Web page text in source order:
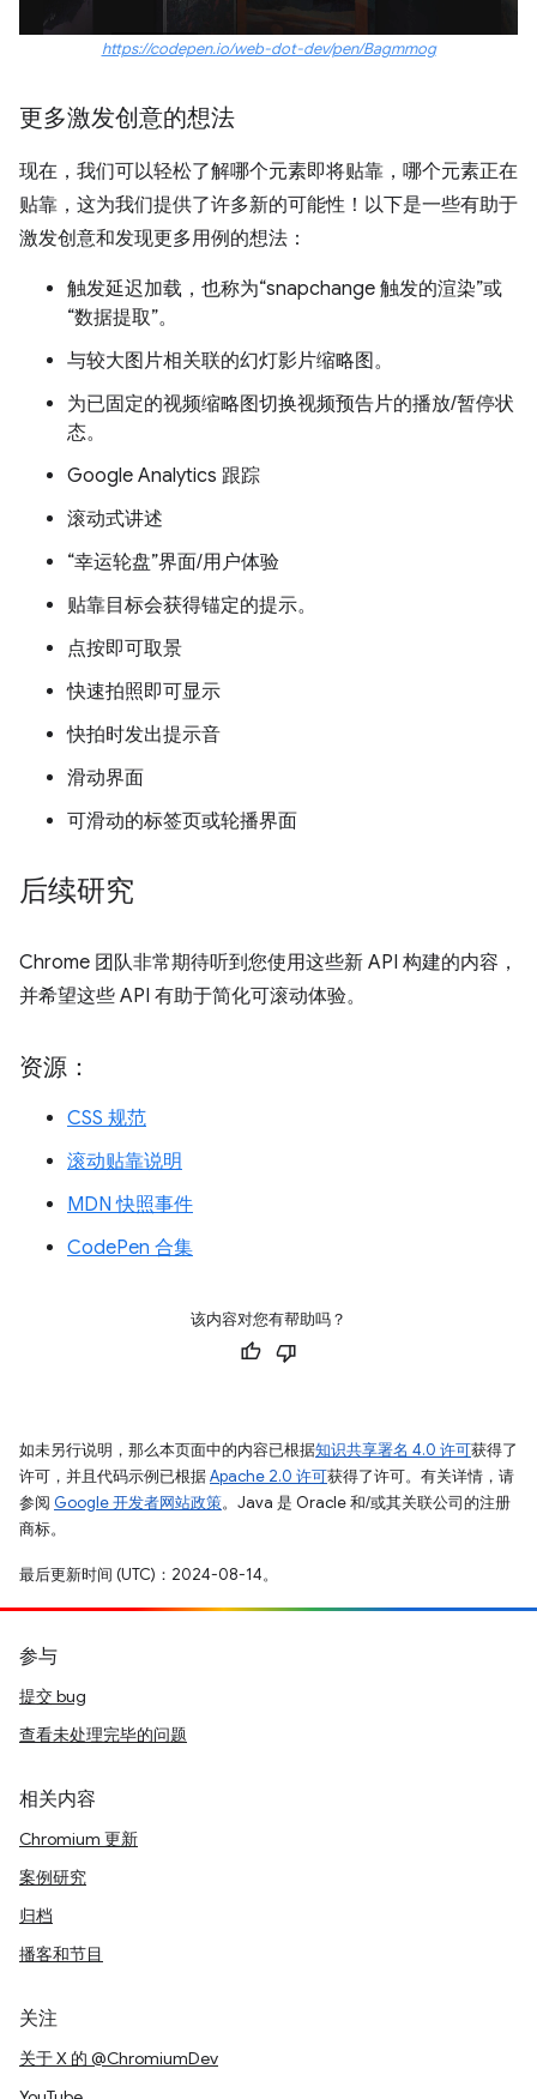
https://codepen.io/web-dot-dev/pen/Bagmmog
更多激发创意的想法
现在，我们可以轻松了解哪个元素即将贴靠，哪个元素正在
贴靠，这为我们提供了许多新的可能性！以下是一些有助于
激发创意和发现更多用例的想法：
触发延迟加载，也称为“snapchange 触发的渲染”或
“数据提取”。
与较大图片相关联的幻灯影片缩略图。
为已固定的视频缩略图切换视频预告片的播放/暂停状
态。
Google Analytics 跟踪
滚动式讲述
“幸运轮盘”界面/用户体验
贴靠目标会获得锚定的提示。
点按即可取景
快速拍照即可显示
快拍时发出提示音
滑动界面
可滑动的标签页或轮播界面
后续研究
Chrome 团队非常期待听到您使用这些新 API 构建的内容，
并希望这些 API 有助于简化可滚动体验。
资源：
CSS 规范
滚动贴靠说明
MDN 快照事件
CodePen 合集
该内容对您有帮助吗？
如未另行说明，那么本页面中的内容已根据知识共享署名 4.0 许可获得了
许可，并且代码示例已根据Apache 2.0 许可获得了许可。有关详情，请
参阅 Google 开发者网站政策。Java 是 Oracle 和/或其关联公司的注册
商标。
最后更新时间 (UTC)：2024-08-14。
参与
提交 bug
查看未处理完毕的问题
相关内容
Chromium 更新
案例研究
归档
播客和节目
关注
关于 X 的 @ChromiumDev